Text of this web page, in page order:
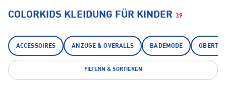
COLORKIDS KLEIDUNG FÜR KINDER 39
ACCESSOIRES ANZÜGE & OVERALLS BADEMODE
FILTERN & SORTIEREN